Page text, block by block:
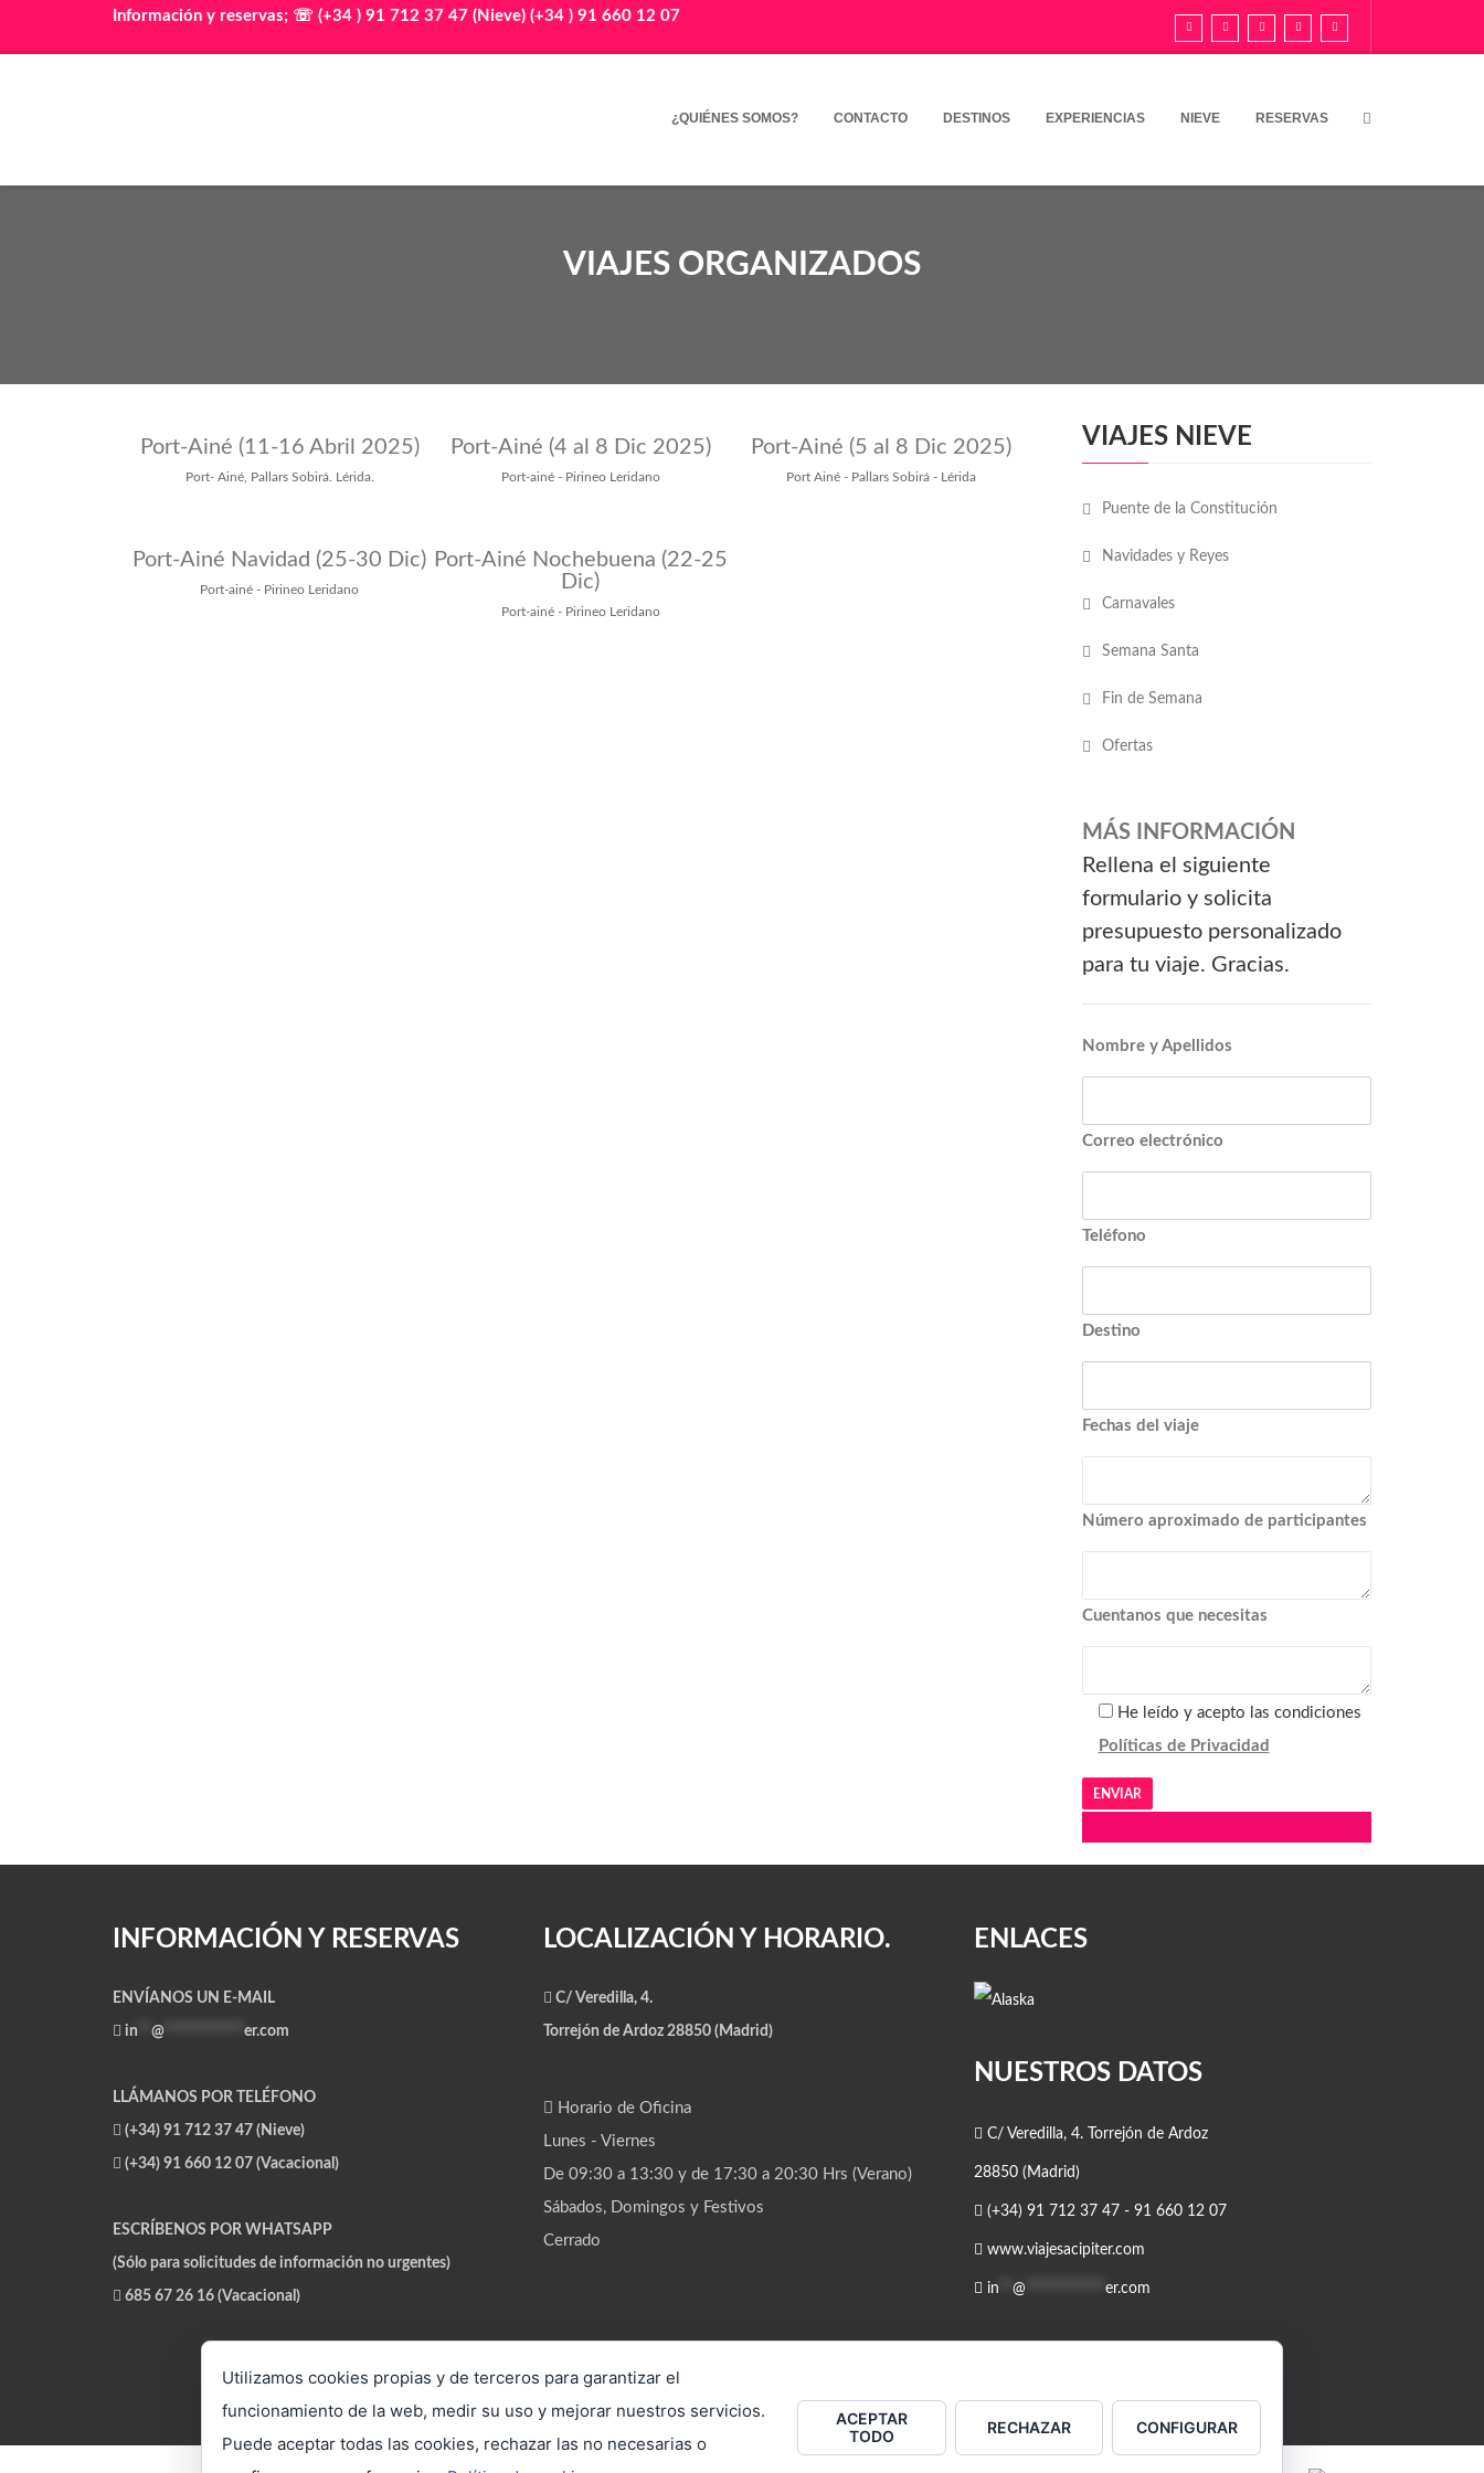
Información y reservas; ☏ (+34 ) 91 712 37 47 (Nieve) (+34 ) 91 660 12 07
¿QUIÉNES SOMOS? CONTACTO DESTINOS EXPERIENCIAS NIEVE RESERVAS
VIAJES ORGANIZADOS
Port-Ainé (11-16 Abril 2025)
Port- Ainé, Pallars Sobirá. Lérida.
Port-Ainé (4 al 8 Dic 2025)
Port-ainé - Pirineo Leridano
Port-Ainé (5 al 8 Dic 2025)
Port Ainé - Pallars Sobirá - Lérida
Port-Ainé Navidad (25-30 Dic)
Port-ainé - Pirineo Leridano
Port-Ainé Nochebuena (22-25
Dic)
Port-ainé - Pirineo Leridano
VIAJES NIEVE
Puente de la Constitución
Navidades y Reyes
Carnavales
Semana Santa
Fin de Semana
Ofertas
MÁS INFORMACIÓN
Rellena el siguiente
formulario y solicita
presupuesto personalizado
para tu viaje. Gracias.
Nombre y Apellidos
Correo electrónico
Teléfono
Destino
Fechas del viaje
Número aproximado de participantes
Cuentanos que necesitas
He leído y acepto las condiciones
Políticas de Privacidad
INFORMACIÓN Y RESERVAS
ENVÍANOS UN E-MAIL
in @ er.com
LLÁMANOS POR TELÉFONO
(+34) 91 712 37 47 (Nieve)
(+34) 91 660 12 07 (Vacacional)
ESCRÍBENOS POR WHATSAPP
(Sólo para solicitudes de información no urgentes)
685 67 26 16 (Vacacional)
LOCALIZACIÓN Y HORARIO.
C/ Veredilla, 4.
Torrejón de Ardoz 28850 (Madrid)
Horario de Oficina
Lunes - Viernes
De 09:30 a 13:30 y de 17:30 a 20:30 Hrs (Verano)
Sábados, Domingos y Festivos
Cerrado
ENLACES
NUESTROS DATOS
C/ Veredilla, 4. Torrejón de Ardoz
28850 (Madrid)
(+34) 91 712 37 47 - 91 660 12 07
www.viajesacipiter.com
in @ er.com
Utilizamos cookies propias y de terceros para garantizar el
funcionamiento de la web, medir su uso y mejorar nuestros servicios.
Puede aceptar todas las cookies, rechazar las no necesarias o
ACEPTAR
TODO
RECHAZAR CONFIGURAR